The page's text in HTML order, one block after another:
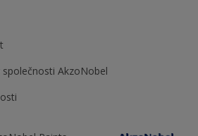
AkzoNobel